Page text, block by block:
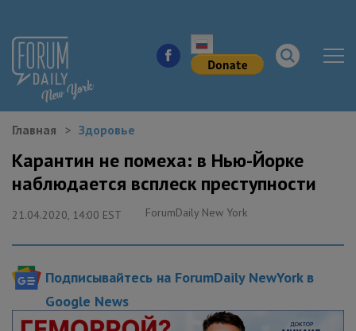
НОВОСТИ ГОРОДА
КУДА ПОЙТИ В ГОРОДЕ
ЗДОРОВЬЕ
ЖИЛЬЕ
Главная Здоровье
Карантин не помеха: в Нью-Йорке
наблюдается всплеск преступности
21.04.2020, 14:00 EST ForumDaily New York
Подписывайтесь на ForumDaily NewYork в
Google News